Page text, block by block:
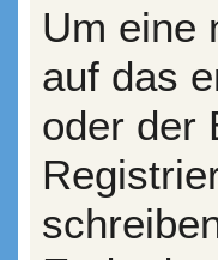
Um eine
auf das
oder der